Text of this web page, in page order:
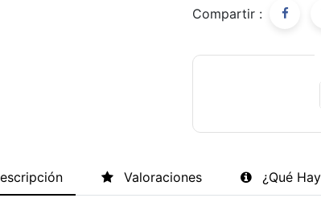
Compartir :
Valoraciones ¿Qué